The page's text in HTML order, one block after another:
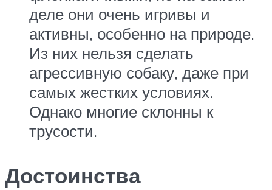
деле они очень игривы и
активны, особенно на природе.
Из них нельзя сделать
агрессивную собаку, даже при
самых жестких условиях.
Однако многие склонны к
трусости.
Достоинства